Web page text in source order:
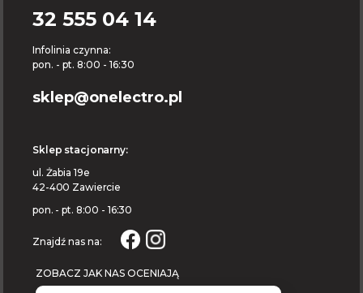
32 555 04 14
Infolinia czynna:
pon. - pt. 8:00 - 16:30
sklep@onelectro.pl
Sklep stacjonarny:
ul. Żabia 19e
42-400 Zawiercie
pon. - pt. 8:00 - 16:30
Znajdź nas na:
ZOBACZ JAK NAS OCENIAJĄ